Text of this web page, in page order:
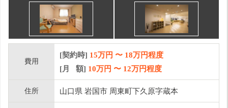
費用
[契約時] 15万円 〜 18万円程度
[月 額] 10万円 〜 12万円程度
住所 山口県 岩国市 周東町下久原字蔵本